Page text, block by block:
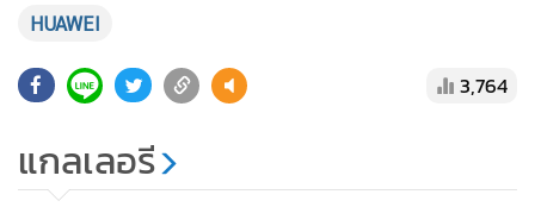
HUAWEI
3,764
แกลเลอรี